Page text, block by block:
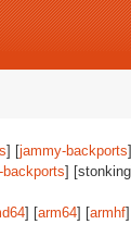
] [jammy-backports
]
] [arm64] [armhf